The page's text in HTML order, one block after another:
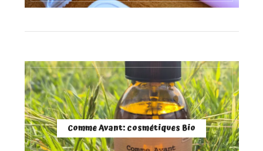
Comme Avant: cosmétiques Bio